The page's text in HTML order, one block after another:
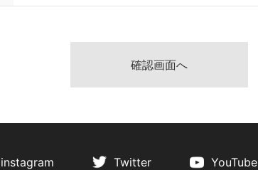
instagram Twitter YouTube